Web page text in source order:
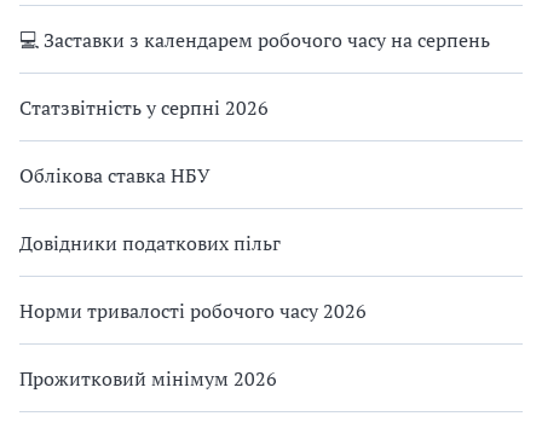
💻 Заставки з календарем робочого часу на серпень
Статзвітність у серпні 2026
Облікова ставка НБУ
Довідники податкових пільг
Норми тривалості робочого часу 2026
Прожитковий мінімум 2026